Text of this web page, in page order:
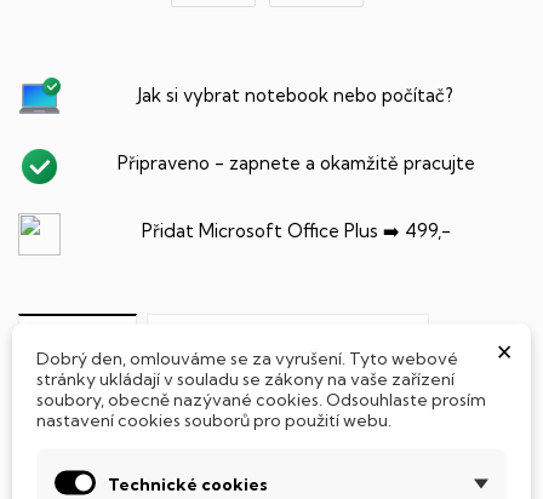
Jak si vybrat notebook nebo počítač?
Připraveno - zapnete a okamžitě pracujte
Přidat Microsoft Office Plus ➡️ 499,-
SSD Disk
×
Dobrý den, omlouváme se za vyrušení. Tyto webové
stránky ukládají v souladu se zákony na vaše zařízení
soubory, obecně nazývané cookies. Odsouhlaste prosím
nastavení cookies souborů pro použití webu.
Technické cookies